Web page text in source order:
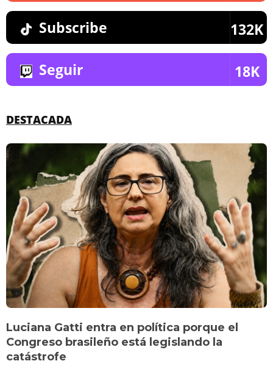
Subscribe 132K
Seguir 18K
DESTACADA
Luciana Gatti entra en política porque el
Congreso brasileño está legislando la
catástrofe